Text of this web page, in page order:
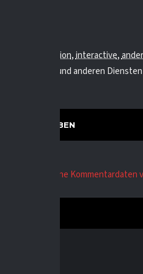
Tabellenkalkulation,interactive,
Twitter und anderen
Erfahre, wie deine